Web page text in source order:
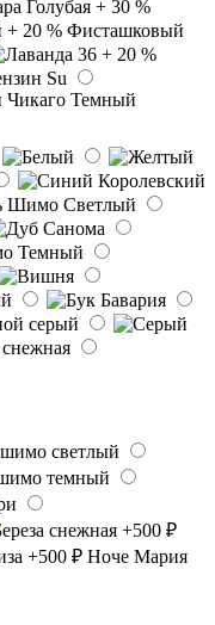
Фисташковый
Su
Чикаго Темный
светлый
темный
Ноче Мария